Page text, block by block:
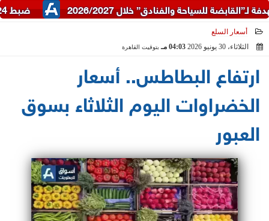
ضبط 24 طن دقيق أبيض وبلدي مدعم عبر شرطة التموين
أسعار السلع
الثلاثاء، 30 يونيو 2026
04:03 مـ بتوقيت القاهرة
ارتفاع البطاطس.. أسعار
الخضراوات اليوم الثلاثاء بسوق
العبور